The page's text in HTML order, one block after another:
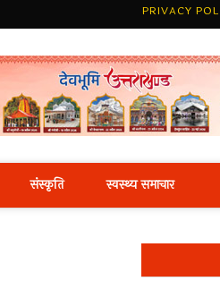
PRIVACY
संस्कृति स्वस्थ्य समाचार